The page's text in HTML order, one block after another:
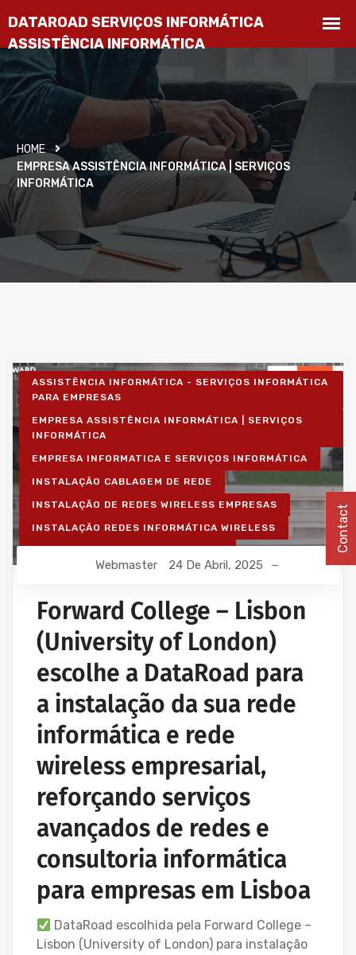
HOME
EMPRESA ASSISTÊNCIA INFORMÁTICA | SERVIÇOS
INFORMÁTICA
ASSISTÊNCIA INFORMÁTICA - SERVIÇOS INFORMÁTICA
PARA EMPRESAS
EMPRESA ASSISTÊNCIA INFORMÁTICA | SERVIÇOS
INFORMÁTICA
EMPRESA INFORMATICA E SERVIÇOS INFORMÁTICA
INSTALAÇÃO CABLAGEM DE REDE
INSTALAÇÃO DE REDES WIRELESS EMPRESAS
INSTALAÇÃO REDES INFORMÁTICA WIRELESS
Webmaster 24 De Abril, 2025
Forward College – Lisbon
(University of London)
escolhe a DataRoad para
a instalação da sua rede
informática e rede
wireless empresarial,
reforçando serviços
avançados de redes e
consultoria informática
para empresas em Lisboa
DataRoad escolhida pela Forward College –
Lisbon (University of London) para instalação
Contact